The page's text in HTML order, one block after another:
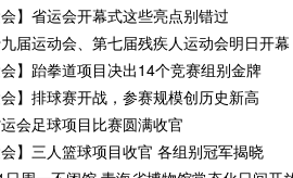
会】省运会开幕式这些亮点别错过
届运动会、第七届残疾人运动会明日开幕
会】跆拳道项目决出14个竞赛组别金牌
会】排球赛开战，参赛规模创历史新高
会足球项目比赛圆满收官
会】三人篮球项目收官 各组别冠军揭晓